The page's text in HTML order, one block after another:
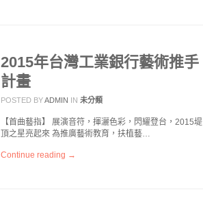
2015年台灣工業銀行藝術推手
計畫
POSTED BYADMIN IN 未分類
【首曲藝指】 展演音符，揮灑色彩，閃耀登台，2015堤
頂之星亮起來 為推廣藝術教育，扶植藝…
Continue reading →